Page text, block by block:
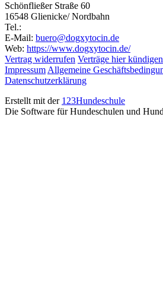
Schönfließer Straße 60
16548 Glienicke/ Nordbahn
Tel.:
E-Mail: buero@dogxytocin.de
Web: https://www.dogxytocin.de/
Vertrag widerrufen Verträge hier kündigen
Impressum Allgemeine
Datenschutzerklärung
Erstellt mit der 123Hundeschule
Die Software für Hundeschulen und